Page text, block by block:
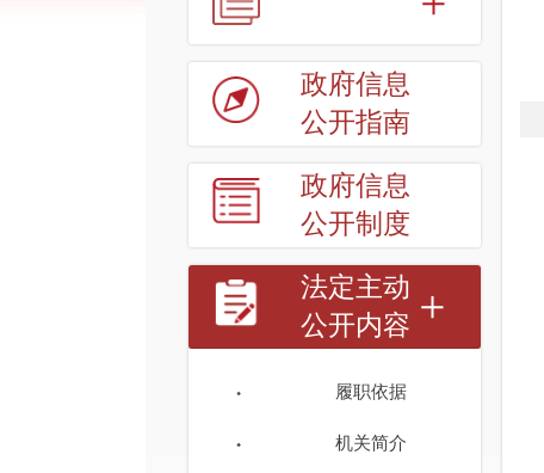
政府信息
公开指南
政府信息
公开制度
法定主动
公开内容
履职依据
机关简介